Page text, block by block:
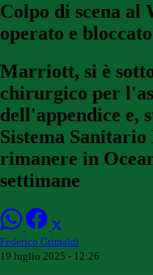
Colpo di scena al
operato e
Marriott, si è
chirurgico per
dell'appendice e,
Sistema
rimanere in
settimane
Federico Grimaldi
19 luglio 2025 - 12:26